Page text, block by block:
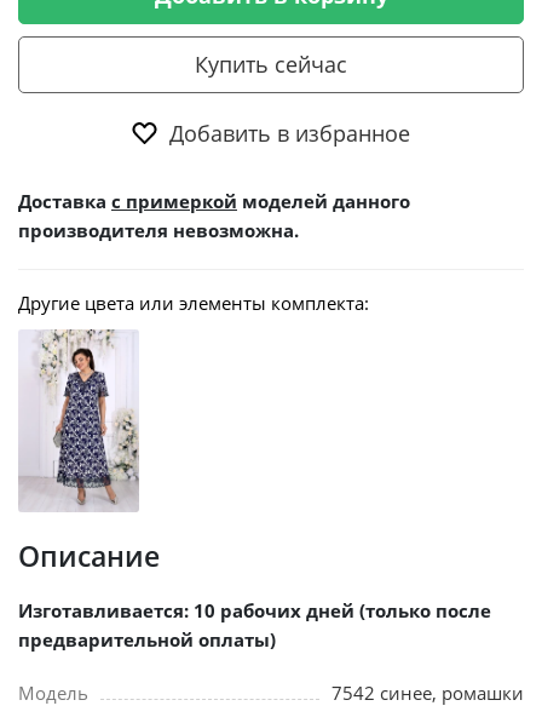
Купить сейчас
Добавить в избранное
Доставка с примеркой моделей данного
производителя невозможна.
Другие цвета или элементы комплекта:
Описание
Изготавливается: 10 рабочих дней (только после
предварительной оплаты)
Модель
7542 синее, ромашки